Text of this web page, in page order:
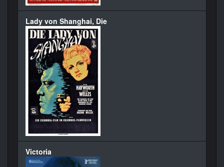
Lady von Shanghai, Die
Victoria